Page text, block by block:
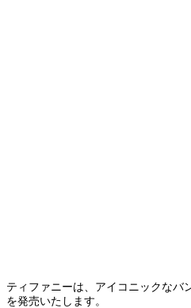
ティファニーは、アイコニックなバ
を発売いたします。